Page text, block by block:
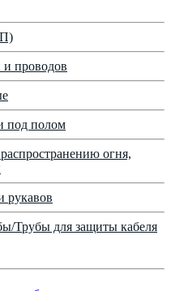
и проводов
под полом
огня,
рукавов
Трубы для защиты кабеля